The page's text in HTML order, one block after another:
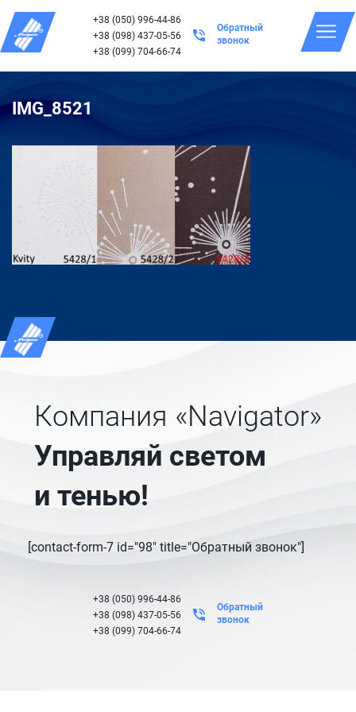
+38 (050) 996-44-86
+38 (098) 437-05-56
+38 (099) 704-66-74
Обратный
звонок
IMG_8521
Компания «Navigator»
Управляй светом
и тенью!
[contact-form-7 id="98" title="Обратный звонок"]
+38 (050) 996-44-86
+38 (098) 437-05-56
+38 (099) 704-66-74
Обратный
звонок